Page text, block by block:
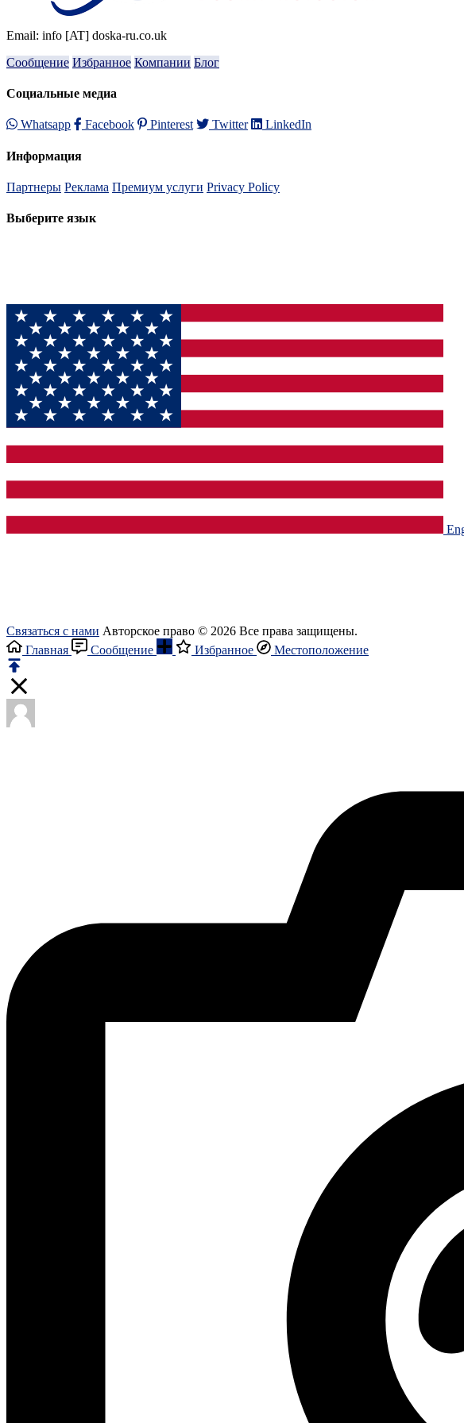
Email: info [AT] doska-ru.co.uk
Сообщение Избранное Компании Блог
Социальные медиа
Whatsapp Facebook Pinterest Twitter LinkedIn
Информация
Партнеры Реклама Премиум услуги Privacy Policy
Выберите язык
Связаться с нами Авторское право © 2026 Все права защищены.
Главная
Сообщение Избранное Местоположение